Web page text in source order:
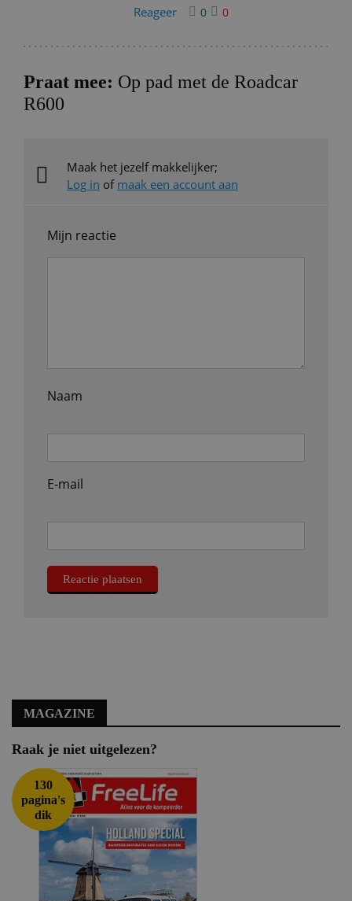
Reageer 0 0
Praat mee: Op pad met de Roadcar
R600
Maak het jezelf makkelijker;
Log in of maak een account aan
Mijn reactie
Naam
E-mail
MAGAZINE
Raak je niet uitgelezen?
130
pagina's
dik